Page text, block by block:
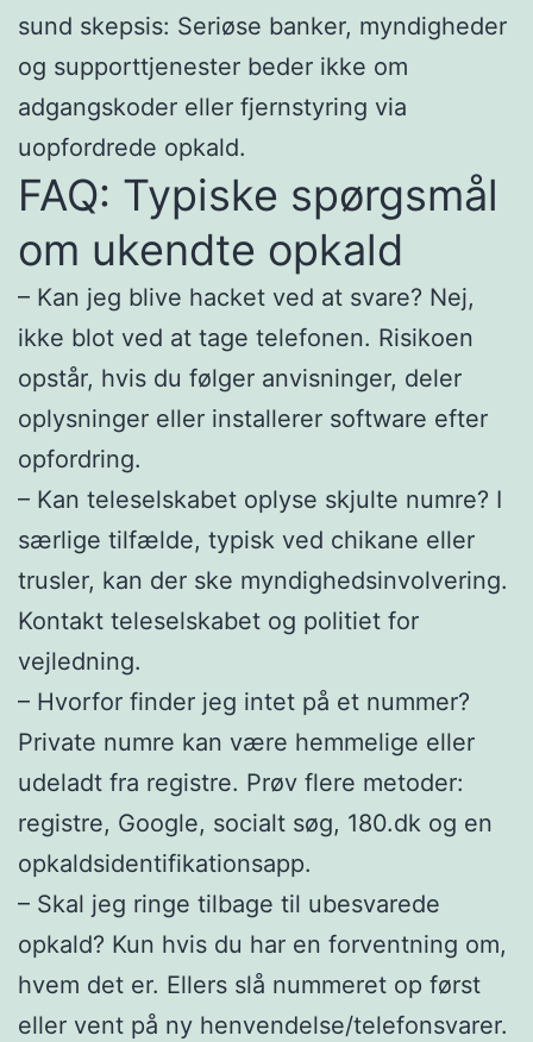
sund skepsis: Seriøse banker, myndigheder
og supporttjenester beder ikke om
adgangskoder eller fjernstyring via
uopfordrede opkald.
FAQ: Typiske spørgsmål
om ukendte opkald
– Kan jeg blive hacket ved at svare? Nej,
ikke blot ved at tage telefonen. Risikoen
opstår, hvis du følger anvisninger, deler
oplysninger eller installerer software efter
opfordring.
– Kan teleselskabet oplyse skjulte numre? I
særlige tilfælde, typisk ved chikane eller
trusler, kan der ske myndighedsinvolvering.
Kontakt teleselskabet og politiet for
vejledning.
– Hvorfor finder jeg intet på et nummer?
Private numre kan være hemmelige eller
udeladt fra registre. Prøv flere metoder:
registre, Google, socialt søg, 180.dk og en
opkaldsidentifikationsapp.
– Skal jeg ringe tilbage til ubesvarede
opkald? Kun hvis du har en forventning om,
hvem det er. Ellers slå nummeret op først
eller vent på ny henvendelse/telefonsvarer.